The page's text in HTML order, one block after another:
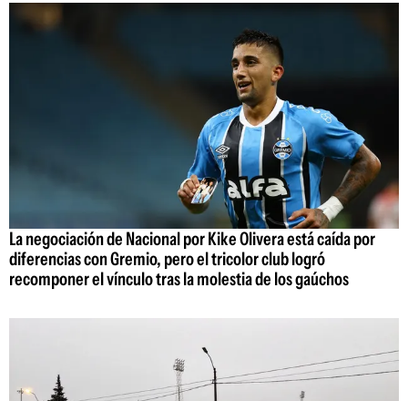
La negociación de Nacional por Kike Olivera está caída por
diferencias con Gremio, pero el tricolor club logró
recomponer el vínculo tras la molestia de los gaúchos